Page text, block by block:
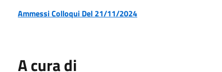
Ammessi Colloqui Del 21/11/2024
A cura di